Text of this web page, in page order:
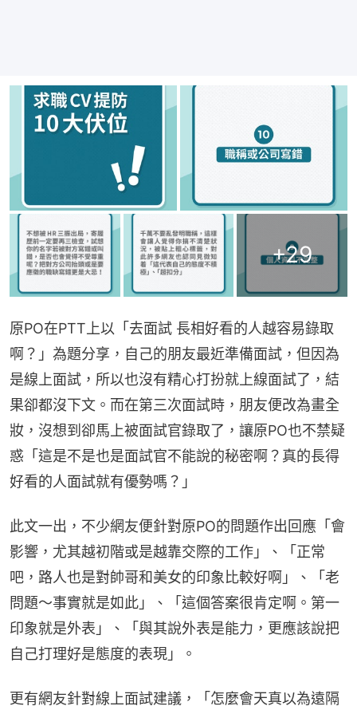
+29
原PO在PTT上以「去面試 長相好看的人越容易錄取
啊？」為題分享，自己的朋友最近準備面試，但因為
是線上面試，所以也沒有精心打扮就上線面試了，結
果卻都沒下文。而在第三次面試時，朋友便改為畫全
妝，沒想到卻馬上被面試官錄取了，讓原PO也不禁疑
惑「這是不是也是面試官不能說的秘密啊？真的長得
好看的人面試就有優勢嗎？」
此文一出，不少網友便針對原PO的問題作出回應「會
影響，尤其越初階或是越靠交際的工作」、「正常
吧，路人也是對帥哥和美女的印象比較好啊」、「老
問題～事實就是如此」、「這個答案很肯定啊。第一
印象就是外表」、「與其說外表是能力，更應該說把
自己打理好是態度的表現」。
更有網友針對線上面試建議，「怎麼會天真以為遠隔